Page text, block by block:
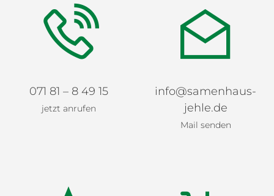
071 81 – 8 49 15
jetzt anrufen
info@samenhaus-
jehle.de
Mail senden